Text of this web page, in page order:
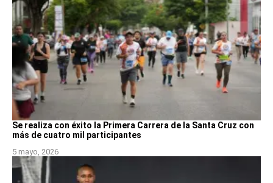
Se realiza con éxito la Primera Carrera de la Santa Cruz con
más de cuatro mil participantes
5 mayo, 2026